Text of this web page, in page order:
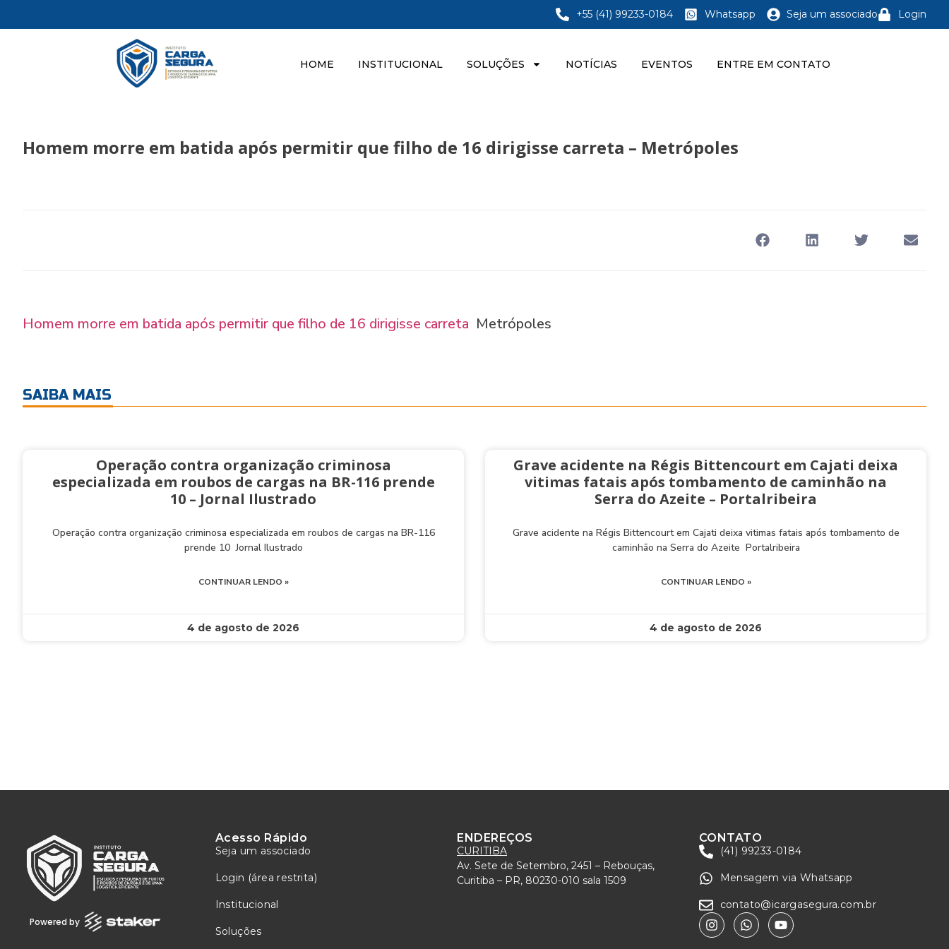
+55 (41) 99233-0184 Whatsapp Seja um associado Login
HOME INSTITUCIONAL SOLUÇÕES NOTÍCIAS EVENTOS ENTRE EM CONTATO
Homem morre em batida após permitir que filho de 16 dirigisse carreta – Metrópoles
Homem morre em batida após permitir que filho de 16 dirigisse carreta Metrópoles
SAIBA MAIS
Operação contra organização criminosa
especializada em roubos de cargas na BR-116 prende
10 – Jornal Ilustrado
Operação contra organização criminosa especializada em roubos de cargas na BR-116
prende 10 Jornal Ilustrado
CONTINUAR LENDO »
4 de agosto de 2026
Grave acidente na Régis Bittencourt em Cajati deixa
vitimas fatais após tombamento de caminhão na
Serra do Azeite – Portalribeira
Grave acidente na Régis Bittencourt em Cajati deixa vitimas fatais após tombamento de
caminhão na Serra do Azeite Portalribeira
CONTINUAR LENDO »
4 de agosto de 2026
Powered by
Acesso Rápido
Seja um associado
Login (área restrita)
Institucional
Soluções
ENDEREÇOS
CURITIBA
Av. Sete de Setembro, 2451 – Rebouças,
Curitiba – PR, 80230-010 sala 1509
CONTATO
(41) 99233-0184
Mensagem via Whatsapp
contato@icargasegura.com.br